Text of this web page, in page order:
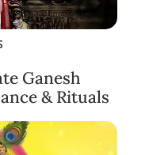
Ganesh
& Rituals